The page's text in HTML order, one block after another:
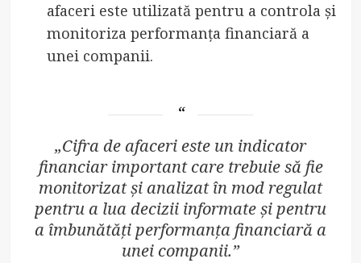
afaceri este utilizată pentru a controla și
monitoriza performanța financiară a
unei companii.
„Cifra de afaceri este un indicator
financiar important care trebuie să fie
monitorizat și analizat în mod regulat
pentru a lua decizii informate și pentru
a îmbunătăți performanța financiară a
unei companii.”